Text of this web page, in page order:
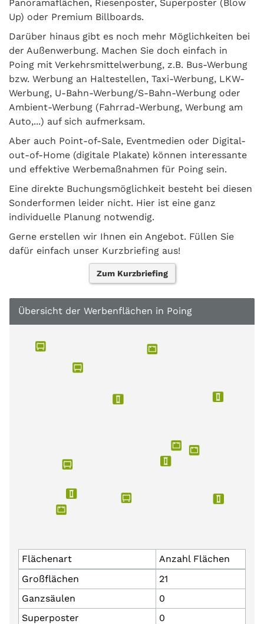
Panoramaflächen, Riesenposter, Superposter (Blow
Up) oder Premium Billboards.
Darüber hinaus gibt es noch mehr Möglichkeiten bei
der Außenwerbung. Machen Sie doch einfach in
Poing mit Verkehrsmittelwerbung, z.B. Bus-Werbung
bzw. Werbung an Haltestellen, Taxi-Werbung, LKW-
Werbung, U-Bahn-Werbung/S-Bahn-Werbung oder
Ambient-Werbung (Fahrrad-Werbung, Werbung am
Auto,...) auf sich aufmerksam.
Aber auch Point-of-Sale, Eventmedien oder Digital-
out-of-Home (digitale Plakate) können interessante
und effektive Werbemaßnahmen für Poing sein.
Eine direkte Buchungsmöglichkeit besteht bei diesen
Sonderformen leider nicht. Hier ist eine ganz
individuelle Planung notwendig.
Gerne erstellen wir Ihnen ein Angebot. Füllen Sie
dafür einfach unser Kurzbriefing aus!
Zum Kurzbriefing
Übersicht der Werbenflächen in Poing
Flächenart
Anzahl Flächen
Großflächen
21
Ganzsäulen
0
Superposter
0